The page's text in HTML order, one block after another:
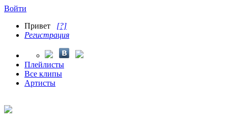
Войти
Привет [?]
Регистрация
Плейлисты
Все клипы
Артисты